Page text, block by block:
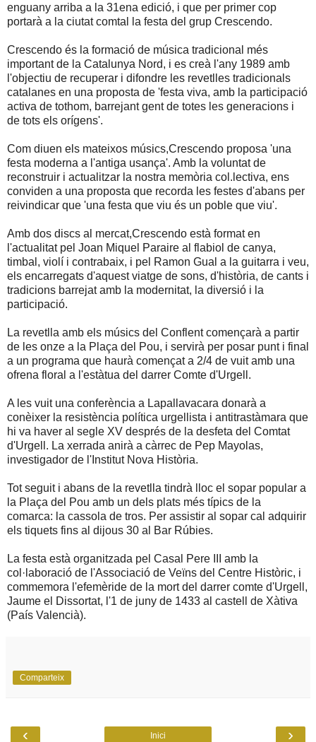
enguany arriba a la 31ena edició, i que per primer cop
portarà a la ciutat comtal la festa del grup Crescendo.
Crescendo és la formació de música tradicional més
important de la Catalunya Nord, i es creà l'any 1989 amb
l'objectiu de recuperar i difondre les revetlles tradicionals
catalanes en una proposta de 'festa viva, amb la participació
activa de tothom, barrejant gent de totes les generacions i
de tots els orígens'.
Com diuen els mateixos músics,Crescendo proposa 'una
festa moderna a l'antiga usança'. Amb la voluntat de
reconstruir i actualitzar la nostra memòria col.lectiva, ens
conviden a una proposta que recorda les festes d'abans per
reivindicar que 'una festa que viu és un poble que viu'.
Amb dos discs al mercat,Crescendo està format en
l'actualitat pel Joan Miquel Paraire al flabiol de canya,
timbal, violí i contrabaix, i pel Ramon Gual a la guitarra i veu,
els encarregats d'aquest viatge de sons, d'història, de cants i
tradicions barrejat amb la modernitat, la diversió i la
participació.
La revetlla amb els músics del Conflent començarà a partir
de les onze a la Plaça del Pou, i servirà per posar punt i final
a un programa que haurà començat a 2/4 de vuit amb una
ofrena floral a l'estàtua del darrer Comte d'Urgell.
A les vuit una conferència a Lapallavacara donarà a
conèixer la resistència política urgellista i antitrastàmara que
hi va haver al segle XV després de la desfeta del Comtat
d'Urgell. La xerrada anirà a càrrec de Pep Mayolas,
investigador de l'Institut Nova Història.
Tot seguit i abans de la revetlla tindrà lloc el sopar popular a
la Plaça del Pou amb un dels plats més típics de la
comarca: la cassola de tros. Per assistir al sopar cal adquirir
els tiquets fins al dijous 30 al Bar Rúbies.
La festa està organitzada pel Casal Pere III amb la
col·laboració de l'Associació de Veïns del Centre Històric, i
commemora l'efemèride de la mort del darrer comte d'Urgell,
Jaume el Dissortat, l'1 de juny de 1433 al castell de Xàtiva
(País Valencià).
Comparteix
‹ ›
Inici